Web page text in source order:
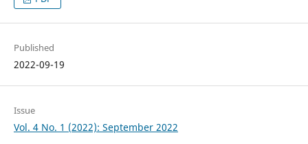
Published
2022-09-19
Issue
Vol. 4 No. 1 (2022): September 2022